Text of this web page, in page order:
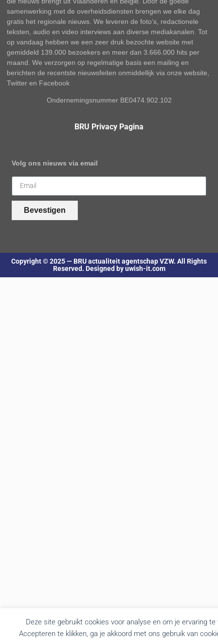
Deze site gebruikt cookies voor analyse en om je ervaring
Accepteren te klikken, ga je akkoord met ons gebruik van
samenwerking met de overheidsdiensten brengen we elke dag
gratis het regionale nieuws. We leveren de foto’s, redactionele
teksten, audio en video interviews aan diverse mediakanalen. Tot
op vandaag hebben we een zeer druk bezochte website met
gemiddeld 139.000 bezoekers en meer dan 3.666.000 hits per
maand. We verzorgen op regelmatige basis een mailing en
berichten de recentste nieuwsfeiten onmiddellijk via onze website,
Twitter en Facebook
Ondernemingsnummer BE0474.902.102
BRU Privacy Pagina
Volg ons nieuws via email
Bevestigen
Copyright © 2025 — BRU actualiteit agentschap VZW. All Rights
Reserved. Designed by uwish-it.com